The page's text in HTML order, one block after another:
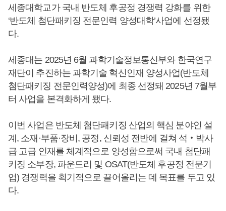
세종대학교가 국내 반도체 후공정 경쟁력 강화를 위한
‘반도체 첨단패키징 전문인력 양성대학’사업에 선정됐
다.
세종대는 2025년 6월 과학기술정보통신부와 한국연구
재단이 추진하는 과학기술 혁신인재 양성사업(반도체
첨단패키징 전문인력양성)에 최종 선정돼 2025년 7월부
터 사업을 본격화하게 됐다.
이번 사업은 반도체 첨단패키징 산업의 핵심 분야인 설
계, 소재·부품·장비, 공정, 신뢰성 전반에 걸쳐 석‧박사
급 고급 인재를 체계적으로 양성함으로써 국내 첨단패
키징 소부장, 파운드리 및 OSAT(반도체 후공정 전문기
업) 경쟁력을 획기적으로 끌어올리는 데 목표를 두고 있
다.